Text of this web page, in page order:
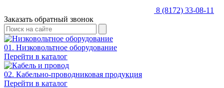
8 (8172) 33-08-11
Заказать обратный звонок
01. Низковольтное оборудование
Перейти в каталог
02. Кабельно-проводниковая продукция
Перейти в каталог